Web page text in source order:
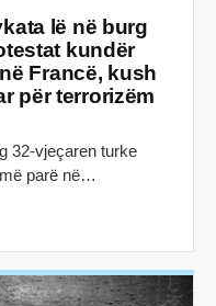
lë në burg
kundër
Francë, kush
për terrorizëm
32-vjeçaren turke
parë në…